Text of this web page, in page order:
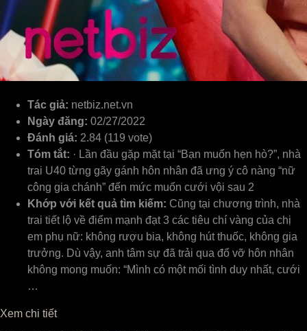
Tác giả: netbiz.net.vn
Ngày đăng: 02/27/2022
Đánh giá: 2.84 (119 vote)
Tóm tắt: · Lần đầu gặp mặt tại “Bạn muốn hẹn hò?”, nhà
trai U40 từng gãy gánh hôn nhân đã ưng ý cô nàng “nữ
công gia chánh” đến mức muốn cưới vội sau 2
Khớp với kết quả tìm kiếm: Cũng tại chương trình, nhà
trai tiết lộ về điểm mạnh đạt 3 các tiêu chí vàng của chị
em phụ nữ: không rượu bia, không hút thuốc, không gia
trưởng. Dù vậy, anh tâm sự đã trải qua đổ vỡ hôn nhân
không mong muốn: “Mình có một mối tình duy nhất, cưới
…
Xem chi tiết